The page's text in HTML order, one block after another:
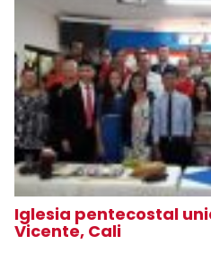
Iglesia pentecostal
Vicente, Cali